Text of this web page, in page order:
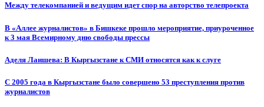
Между телекомпанией и ведущим идет спор на авторство телепроекта
В «Аллее журналистов» в Бишкеке прошло мероприятие, приуроченное
к 3 мая Всемирному дню свободы прессы
Аделя Лаишева: В Кыргызстане к СМИ относятся как к слуге
С 2005 года в Кыргызстане было совершено 53 преступления против
журналистов